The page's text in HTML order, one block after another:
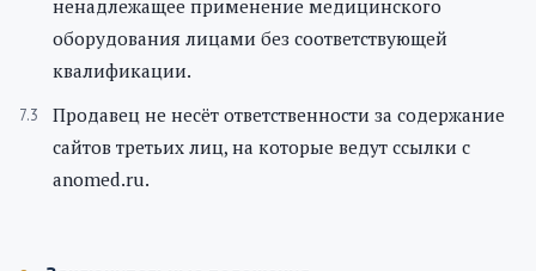
ненадлежащее применение медицинского
оборудования лицами без соответствующей
квалификации.
Продавец не несёт ответственности за содержание
сайтов третьих лиц, на которые ведут ссылки с
anomed.ru.